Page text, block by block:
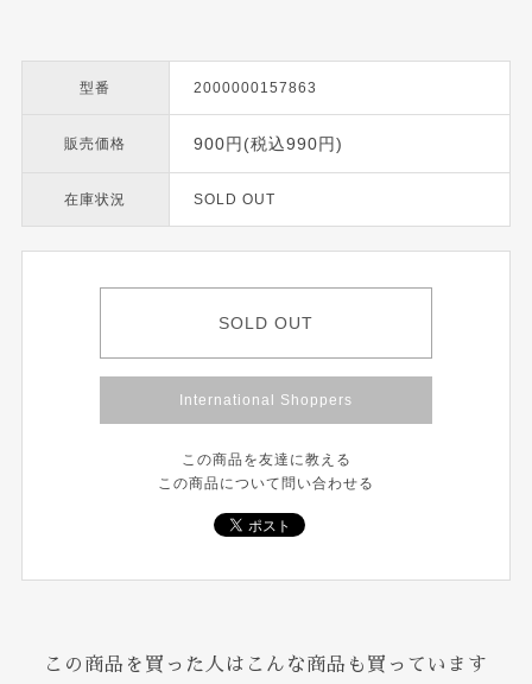
型番 2000000157863
販売価格 900円(税込990円)
在庫状況 SOLD OUT
SOLD OUT
International Shoppers
この商品を友達に教える
この商品について問い合わせる
この商品を買った人はこんな商品も買っています